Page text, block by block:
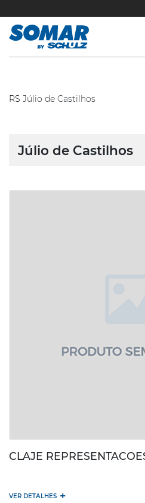
RS Júlio de Castilhos
Júlio de Castilhos
CLAJE
VER DETALHES +